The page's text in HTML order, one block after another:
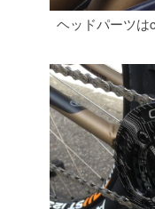
ヘッドパーツは